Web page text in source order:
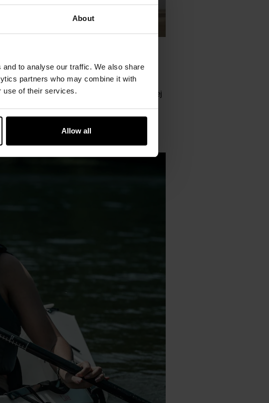
About
to analyse our traffic. We also share
partners who may combine it with
use of their services.
Allow all
splotem Rip-Stop, który
oraz klamry zabezpieczającej
na ramionach oraz 4 na bokach.
Obie kieszenie